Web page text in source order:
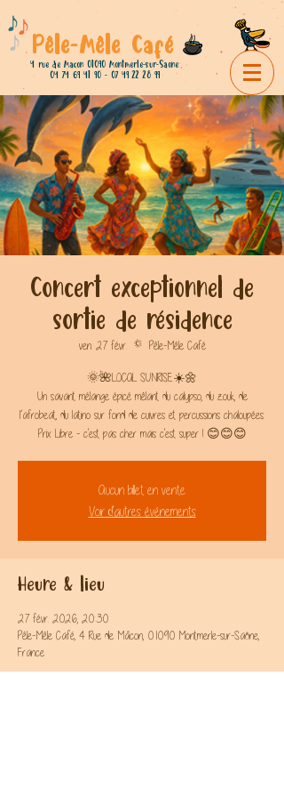
Pêle-Mêle Café
4 rue de Macon 01090 Montmerle-sur-Saone
04 74 69 41 90 - 07 49 22 28 99
Concert exceptionnel de
sortie de résidence
ven. 27 févr.
  |
Pêle-Mêle Café
🌞🌺LOCAL SUNRISE☀️🌼
Un savant mélange épicé mêlant du calypso, du zouk, de
l’afrobeat, du latino sur fond de cuivres et percussions chaloupées.
Aucun billet en vente
Voir d'autres événements
Heure & lieu
27 févr. 2026, 20:30
Pêle-Mêle Café, 4 Rue de Mâcon, 01090 Montmerle-sur-Saône,
France